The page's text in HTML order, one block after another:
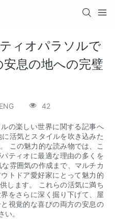
ィオパラソルで
息の地への完璧
42
の楽しい世界に関する記事へ
活気とスタイルを吹き込みた
この魅力的な読み物では、こ
ティオに最適な理由の多くを
雰囲気の作成まで、マルチカ
トドア愛好家にとって魅力的
します。 これらの活気に満ち
をさらに深く掘り下げて、屋
視覚的な喜びの両方の安息の
。